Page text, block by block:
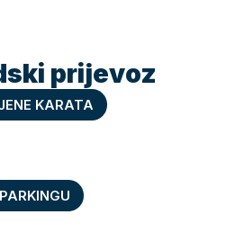
prijevoz
KARATA